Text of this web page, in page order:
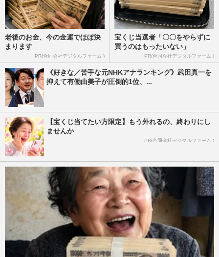
老後のお金、今の金運でほぼ決
まります
PR(合同会社デジタルファーム )
宝くじ当選者「〇〇をやらずに
買うのはもったいない」
PR(合同会社デジタルファーム )
《好きな／苦手な元NHKアナランキング》武田真一を
抑えて有働由美子が圧倒的1位、...
【宝くじ当てたい方限定】もう外れるの、終わりにし
ませんか
PR(合同会社デジタルファーム )